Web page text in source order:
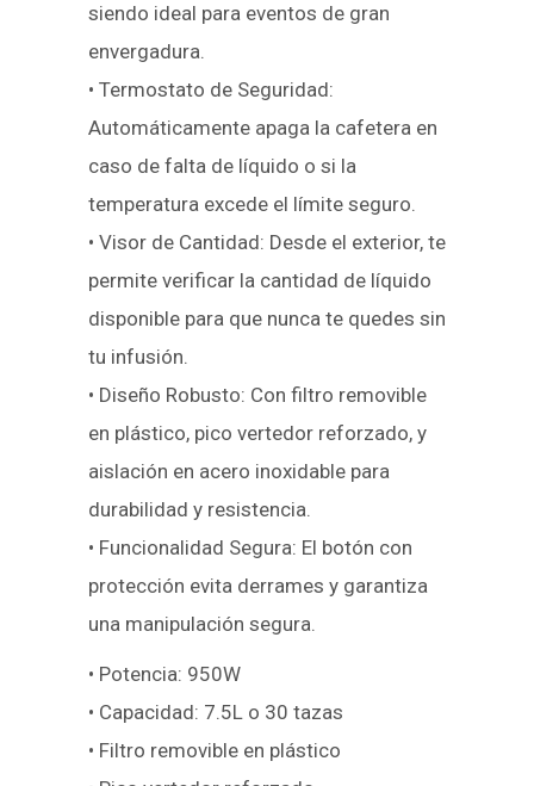
siendo ideal para eventos de gran
envergadura.
• Termostato de Seguridad:
Automáticamente apaga la cafetera en
caso de falta de líquido o si la
temperatura excede el límite seguro.
• Visor de Cantidad: Desde el exterior, te
permite verificar la cantidad de líquido
disponible para que nunca te quedes sin
tu infusión.
• Diseño Robusto: Con filtro removible
en plástico, pico vertedor reforzado, y
aislación en acero inoxidable para
durabilidad y resistencia.
• Funcionalidad Segura: El botón con
protección evita derrames y garantiza
una manipulación segura.
• Potencia: 950W
• Capacidad: 7.5L o 30 tazas
• Filtro removible en plástico